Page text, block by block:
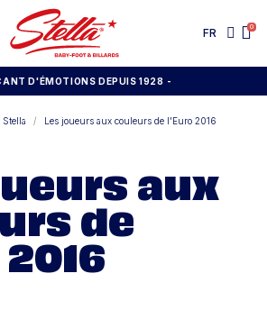
FR
D'ÉMOTIONS DEPUIS 1928 -
Les joueurs aux couleurs de l'Euro 2016
aux
de